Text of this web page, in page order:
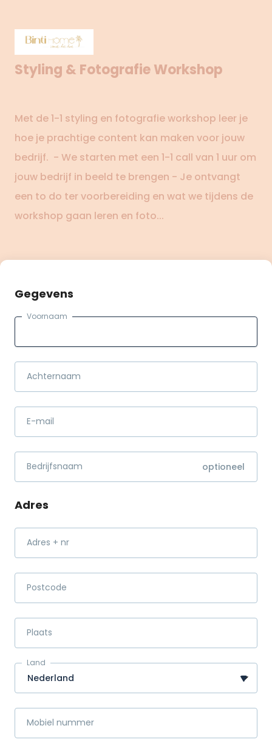
Styling & Fotografie Workshop
Met de 1-1 styling en fotografie workshop leer je
hoe je prachtige content kan maken voor jouw
bedrijf. - We starten met een 1-1 call van 1 uur om
jouw bedrijf in beeld te brengen - Je ontvangt
een to do ter voorbereiding en wat we tijdens de
workshop gaan leren en foto...
Gegevens
Voornaam
Achternaam
E-mail
Bedrijfsnaam
Adres
Adres + nr
Postcode
Plaats
Land
Mobiel nummer